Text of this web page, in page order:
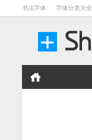
书法字体 字体分类大全